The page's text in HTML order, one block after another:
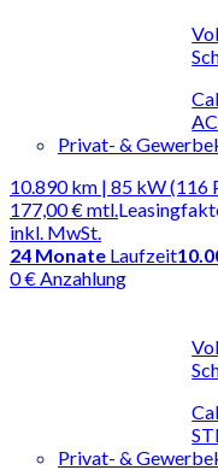
Privat- &
10.890 km | 85 kW (116
177,00 €mtl.
inkl. MwSt.
24 Monate Laufzeit
0 € Anzahlung
Privat- &